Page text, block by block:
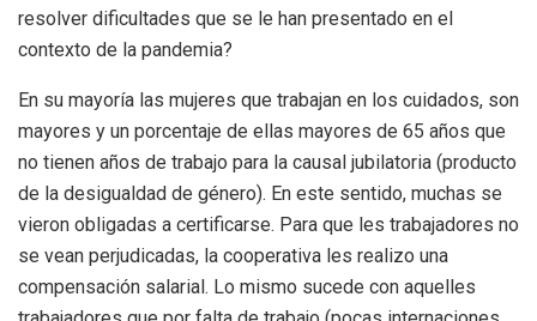
resolver dificultades que se le han presentado en el
contexto de la pandemia?
En su mayoría las mujeres que trabajan en los cuidados, son
mayores y un porcentaje de ellas mayores de 65 años que
no tienen años de trabajo para la causal jubilatoria (producto
de la desigualdad de género). En este sentido, muchas se
vieron obligadas a certificarse. Para que les trabajadores no
se vean perjudicadas, la cooperativa les realizo una
compensación salarial. Lo mismo sucede con aquelles